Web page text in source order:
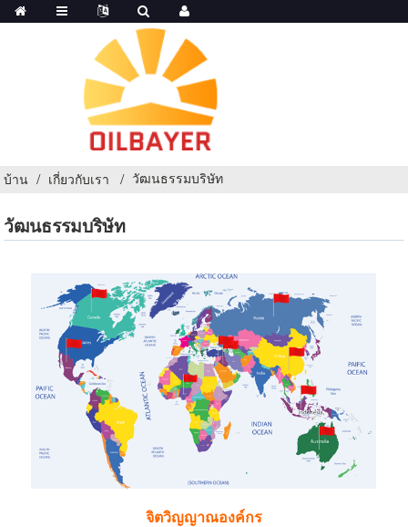
บ้าน เกี่ยวกับเรา วัฒนธรรมบริษัท
วัฒนธรรมบริษัท
จิตวิญญาณองค์กร